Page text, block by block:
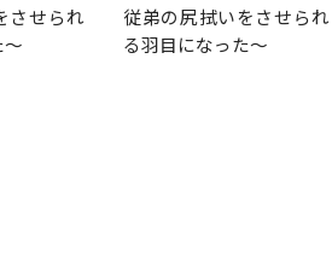
させられ
～
従弟の尻拭いをさせられ
る羽目になった～